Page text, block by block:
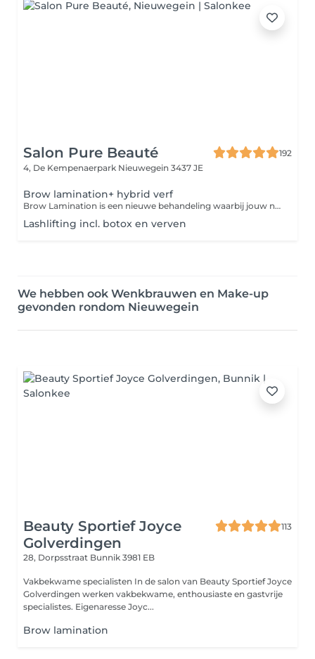
Salon Pure Beauté
192
4, De Kempenaerpark Nieuwegein 3437 JE
Brow lamination+ hybrid verf
Brow Lamination is een nieuwe behandeling waarbij jouw natuurlijke wenkbrauwhaartjes in de juiste richting geplaatst worden. Dit wordt gedaan met behulp van speciale lotion-formules. Hierdoor lijken je wenkbrauwen meteen veel voller. Het resultaat is heel natuurlijk en blijft ca. 6 weken zichtbaar. Bij deze behandeling is het modelleren van de wenkbrauwen (waxen, epileren en trimmen) inclusief. Tijdens deze behandeling word er gebruik gemaakt van hybrid verf.
Lashlifting incl. botox en verven
We hebben ook Wenkbrauwen en Make-up
gevonden rondom Nieuwegein
Beauty Sportief Joyce
Golverdingen
113
28, Dorpsstraat Bunnik 3981 EB
Vakbekwame specialisten In de salon van Beauty Sportief Joyce
Golverdingen werken vakbekwame, enthousiaste en gastvrije
specialistes. Eigenaresse Joyc...
Brow lamination